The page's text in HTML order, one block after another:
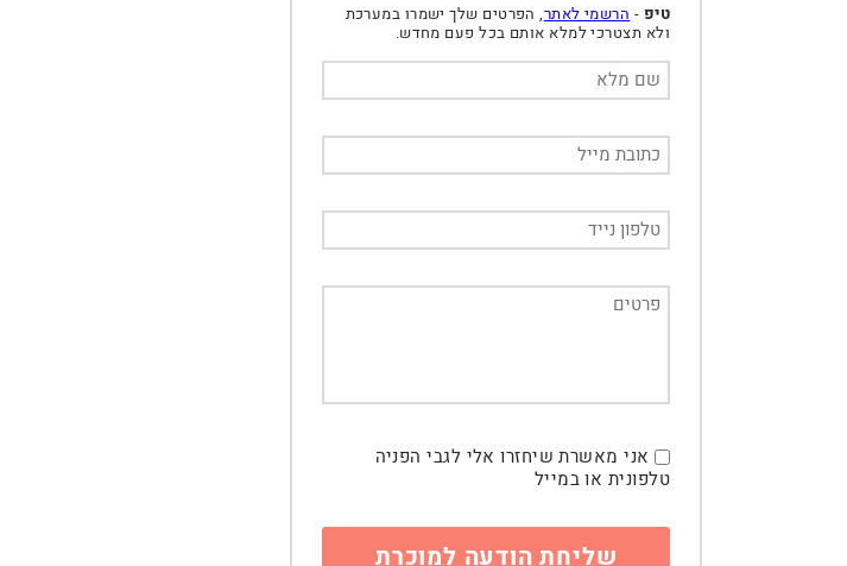
טיפ - הרשמי לאתר, הפרטים שלך ישמרו במערכת
ולא תצטרכי למלא אותם בכל פעם מחדש.
אני מאשרת שיחזרו אלי לגבי הפניה
טלפונית או במייל